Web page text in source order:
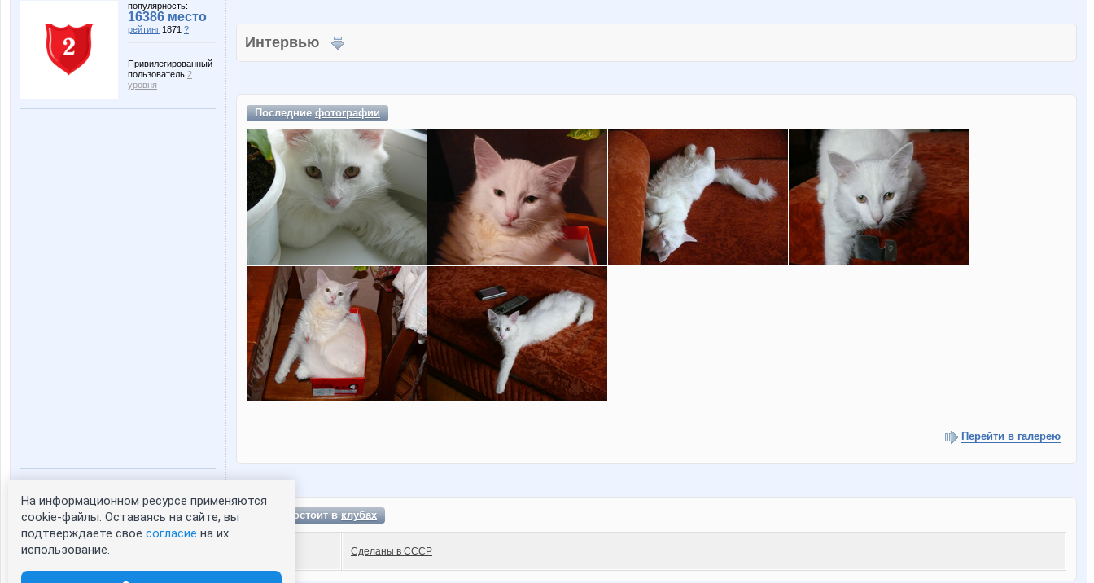
популярность:
16386 место
рейтинг 1871 ?
Привилегированный
пользователь 2
уровня
сейчас просматривают портрет - 0
зарегистрированные пользователи
посетившие портрет за 7 дней - 0
Интервью
Последниефотографии
Перейти в галерею
Mal0y состоит вклубах
Сделаны в СССР
На информационном ресурсе применяются
cookie-файлы. Оставаясь на сайте, вы
подтверждаете свое согласие на их
использование.